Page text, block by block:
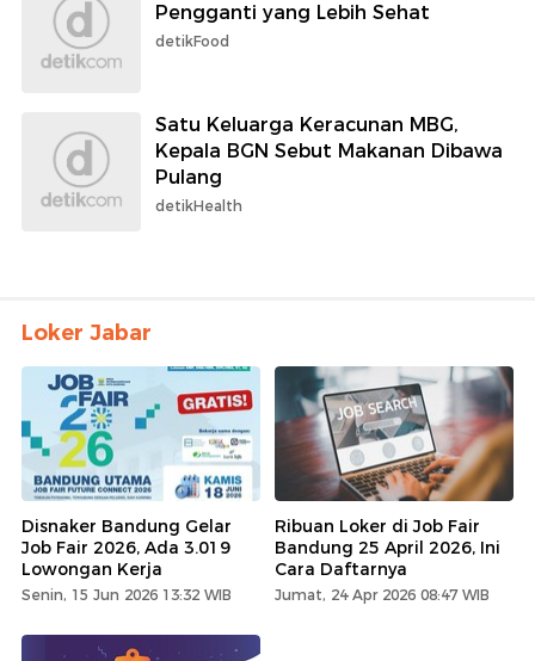
Pengganti yang Lebih Sehat
detikFood
Satu Keluarga Keracunan MBG,
Kepala BGN Sebut Makanan Dibawa
Pulang
detikHealth
Loker Jabar
Disnaker Bandung Gelar
Job Fair 2026, Ada 3.019
Lowongan Kerja
Senin, 15 Jun 2026 13:32 WIB
Ribuan Loker di Job Fair
Bandung 25 April 2026, Ini
Cara Daftarnya
Jumat, 24 Apr 2026 08:47 WIB